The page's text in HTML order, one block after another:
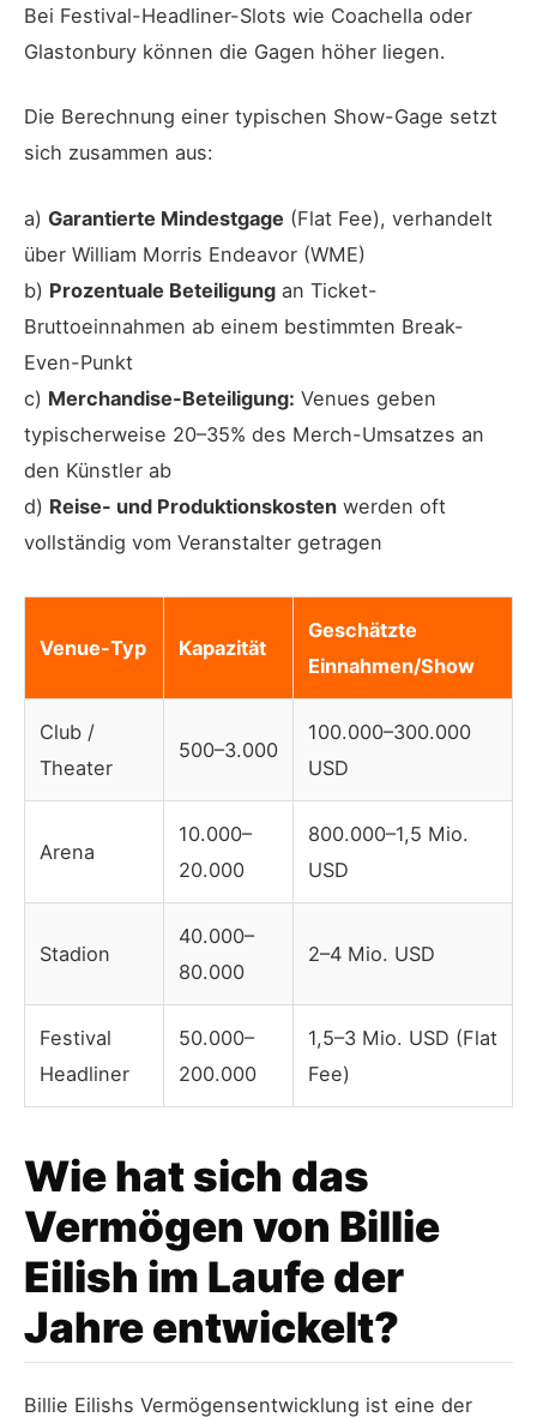
Bei Festival-Headliner-Slots wie Coachella oder
Glastonbury können die Gagen höher liegen.
Die Berechnung einer typischen Show-Gage setzt
sich zusammen aus:
a) Garantierte Mindestgage (Flat Fee), verhandelt
über William Morris Endeavor (WME)
b) Prozentuale Beteiligung an Ticket-
Bruttoeinnahmen ab einem bestimmten Break-
Even-Punkt
c) Merchandise-Beteiligung: Venues geben
typischerweise 20–35% des Merch-Umsatzes an
den Künstler ab
d) Reise- und Produktionskosten werden oft
vollständig vom Veranstalter getragen
Venue-Typ Kapazität
Geschätzte
Einnahmen/Show
Club /
Theater
500–3.000
100.000–300.000
USD
Arena
10.000–
20.000
800.000–1,5 Mio.
USD
Stadion
40.000–
80.000
2–4 Mio. USD
Festival
Headliner
50.000–
200.000
1,5–3 Mio. USD (Flat
Fee)
Wie hat sich das
Vermögen von Billie
Eilish im Laufe der
Jahre entwickelt?
Billie Eilishs Vermögensentwicklung ist eine der